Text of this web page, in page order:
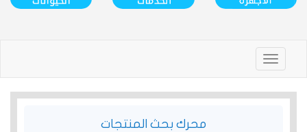
Toggle
navigation
محرك بحث المنتجات